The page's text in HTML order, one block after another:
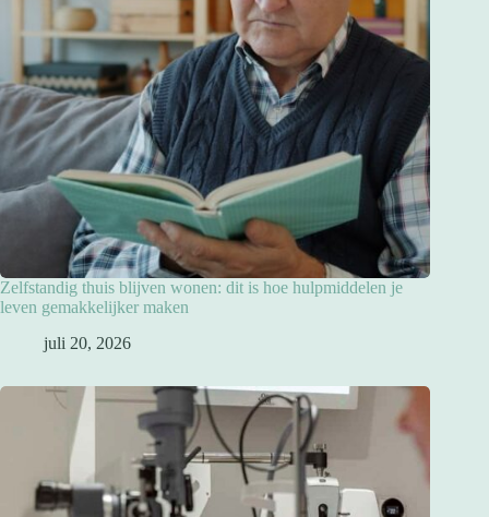
Zelfstandig thuis blijven wonen: dit is hoe hulpmiddelen je
leven gemakkelijker maken
juli 20, 2026